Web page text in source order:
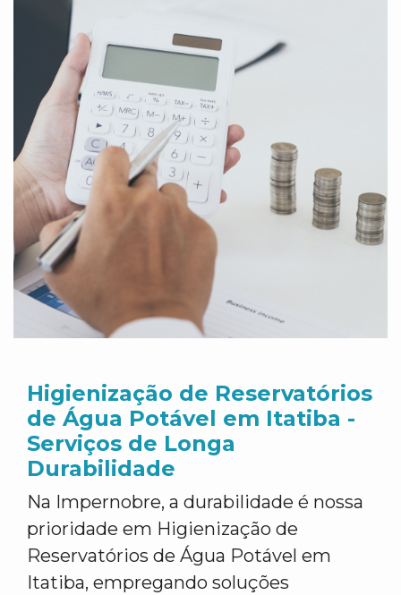
Higienização de Reservatórios
de Água Potável em Itatiba -
Serviços de Longa
Durabilidade
Na Impernobre, a durabilidade é nossa
prioridade em Higienização de
Reservatórios de Água Potável em
Itatiba, empregando soluções